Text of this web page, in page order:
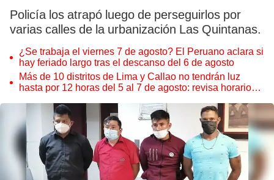
Policía los atrapó luego de perseguirlos por
varias calles de la urbanización Las Quintanas.
¿Se trabaja el viernes 7 de agosto? El Peruano aclara si
hay feriado largo tras el descanso del 6 de agosto
Más de 10 distritos de Lima y Callao no tendrán luz
hasta por 12 horas del 5 al 7 de agosto: revisa horarios y